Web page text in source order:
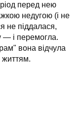
перед нею
недугою (і не
не підда­лася,
— і перемогла.
вона відчула
життям.